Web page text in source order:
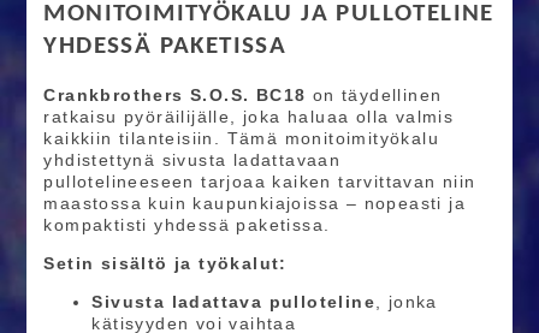
MONITOIMITYÖKALU JA PULLOTELINE
YHDESSÄ PAKETISSA
Crankbrothers S.O.S. BC18 on täydellinen
ratkaisu pyöräilijälle, joka haluaa olla valmis
kaikkiin tilanteisiin. Tämä monitoimityökalu
yhdistettynä sivusta ladattavaan
pullotelineeseen tarjoaa kaiken tarvittavan niin
maastossa kuin kaupunkiajoissa – nopeasti ja
kompaktisti yhdessä paketissa.
Setin sisältö ja työkalut:
Sivusta ladattava pulloteline , jonka
kätisyyden voi vaihtaa